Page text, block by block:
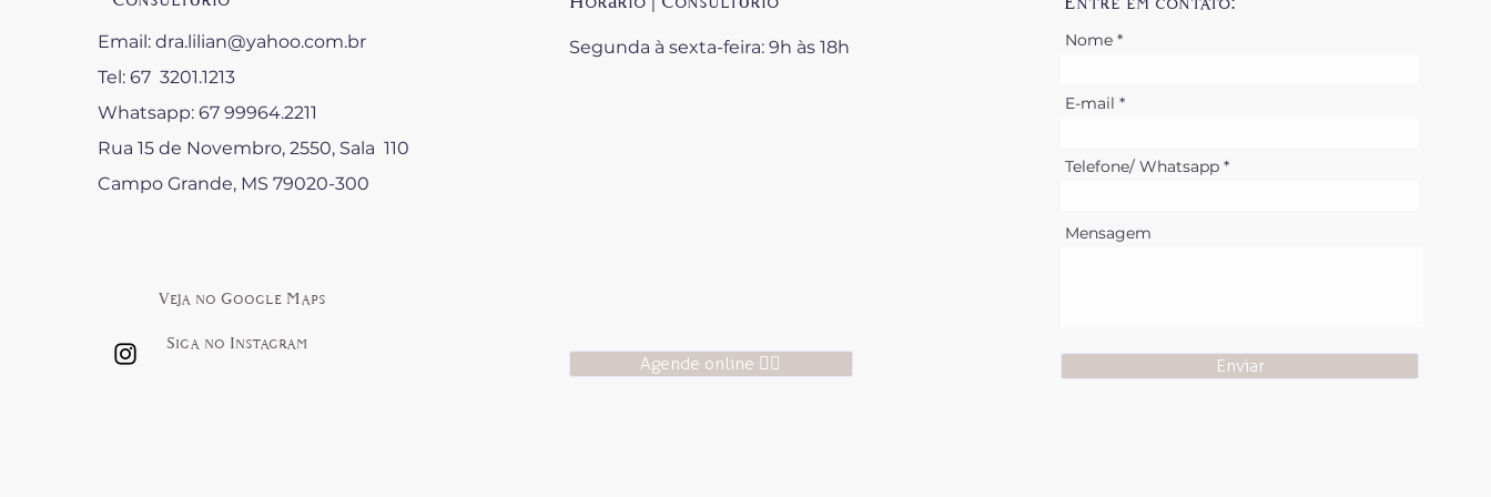
Email: dra.lilian@yahoo.com.br
Tel: 67 3201.1213
Whatsapp: 67 99964.2211
Rua 15 de Novembro, 2550, Sala 110
Campo Grande, MS 79020-300
Veja no Google Maps
Siga no Instagram
Segunda à sexta-feira: 9h às 18h
Agende online 👆🏻
Entre em contato:
Nome
E-mail
Telefone/ Whatsapp
Mensagem
Enviar